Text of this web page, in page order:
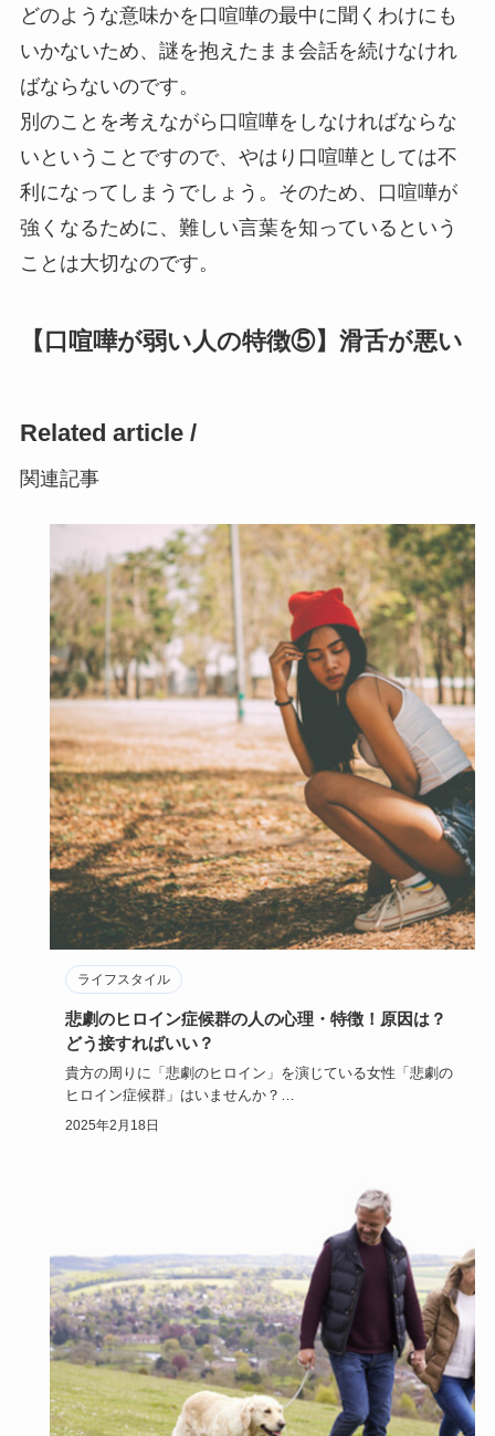
どのような意味かを口喧嘩の最中に聞くわけにも
いかないため、謎を抱えたまま会話を続けなけれ
ばならないのです。
別のことを考えながら口喧嘩をしなければならな
い ということですので、やはり口喧嘩としては不
利になってしまうでしょう。そのため、口喧嘩が
強くなるために、難しい言葉を知っているという
ことは大切なのです。
【口喧嘩が弱い人の特徴⑤】滑舌が悪い
Related article /
関連記事
ライフスタイル
悲劇のヒロイン症候群の人の心理・特徴！原因は？
どう接すればいい？
貴方の周りに「悲劇のヒロイン」を演じている女性「悲劇の
ヒロイン症候群」はいませんか？
物語の世界に浸り「ああ私なんて不幸…
2025年2月18日